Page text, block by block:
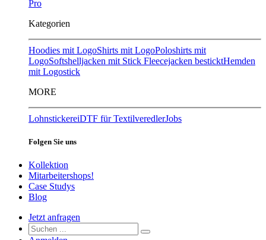
Pro
Kategorien
Hoodies mit LogoShirts mit LogoPoloshirts mit
LogoSoftshelljacken mit Stick Fleecejacken besticktHemden
mit Logostick
MORE
LohnstickereiDTF für TextilveredlerJobs
Folgen Sie uns
Kollektion
Mitarbeitershops!
Case Studys
Blog
Jetzt anfragen